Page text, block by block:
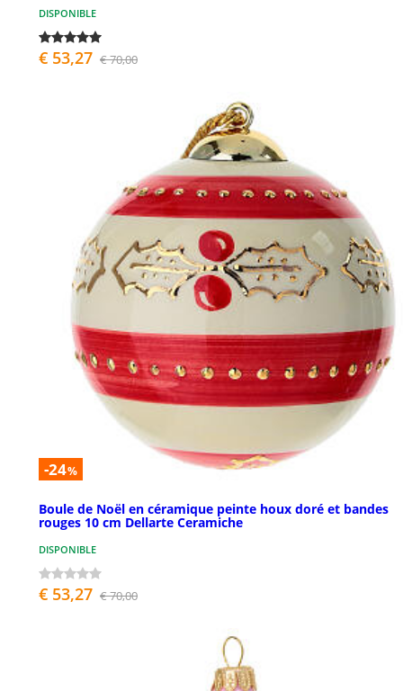
DISPONIBLE
€ 53,27 € 70,00
-24%
Boule de Noël en céramique peinte houx doré et bandes
rouges 10 cm Dellarte Ceramiche
DISPONIBLE
€ 53,27 € 70,00